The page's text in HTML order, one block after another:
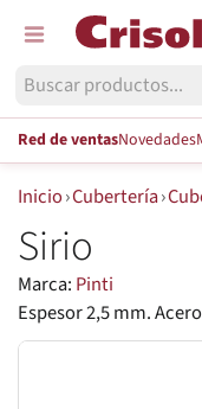
Red de ventasNovedades
Inicio›Cubertería›
Sirio
Marca: Pinti
Espesor 2,5 mm.